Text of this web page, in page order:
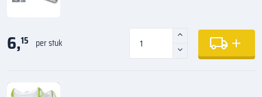
6,15 per stuk